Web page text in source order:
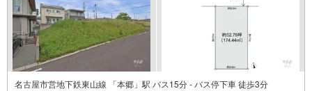
名古屋市営地下鉄東山線 「本郷」駅 バス15分 - バス停下車 徒歩3分